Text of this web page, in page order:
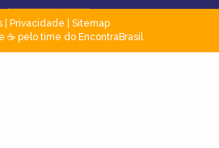
| Privacidade
Sitemap
☕ pelo time do EncontraBrasil